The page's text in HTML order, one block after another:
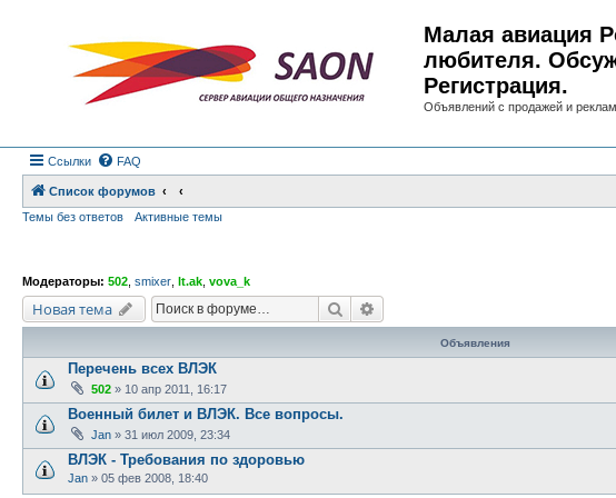
Малая авиация
любителя.
Регистрация.
Объявлений с продажей и
Ссылки FAQ
Список форумов
Темы без ответов
Активные темы
Модераторы: 502 smixer lt.ak vova_k
Новая тема Поиск
Объявления
Перечень всех ВЛЭК
502 » 10 апр 2011, 16:17
Военный билет и ВЛЭК. Все вопросы.
Jan » 31 июл 2009, 23:34
ВЛЭК - Требования по здоровью
Jan » 05 фев 2008, 18:40